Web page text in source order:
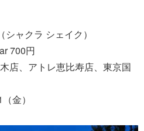
ャクラ シェイク）
700円
店、アトレ恵比寿店、東京国
金）